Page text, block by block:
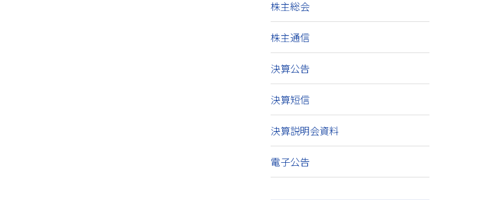
株主総会
株主通信
決算公告
決算短信
決算説明会資料
電子公告